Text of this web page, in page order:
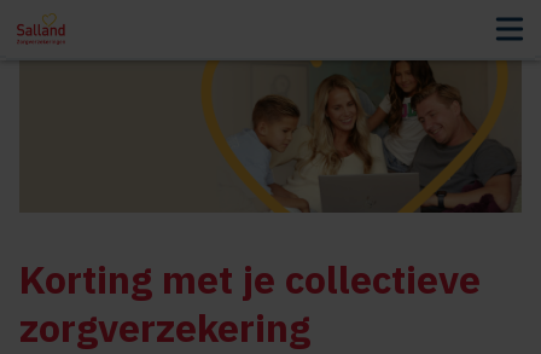
Korting met je collectieve
zorgverzekering